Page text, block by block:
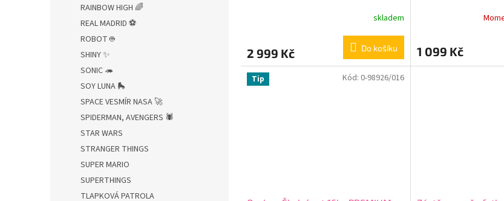
RAINBOW HIGH 🌈
REAL MADRID ⚽
ROBOT 🤖
SHINY ✨
SONIC 🦔
SOY LUNA 🛼
SPACE VESMÍR NASA 🚀
SPIDERMAN, AVENGERS 🕷️
STAR WARS
STRANGER THINGS
SUPER MARIO
SUPERTHINGS
TLAPKOVÁ PATROLA
skladem
2 999 Kč Do košíku 1 099 Kč
Tip Kód: 0-98926/016